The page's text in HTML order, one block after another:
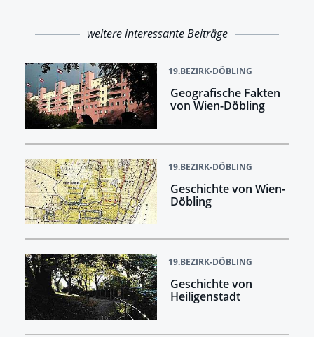
weitere interessante Beiträge
19.BEZIRK-DÖBLING
Geografische Fakten
von Wien-Döbling
19.BEZIRK-DÖBLING
Geschichte von Wien-
Döbling
19.BEZIRK-DÖBLING
Geschichte von
Heiligenstadt